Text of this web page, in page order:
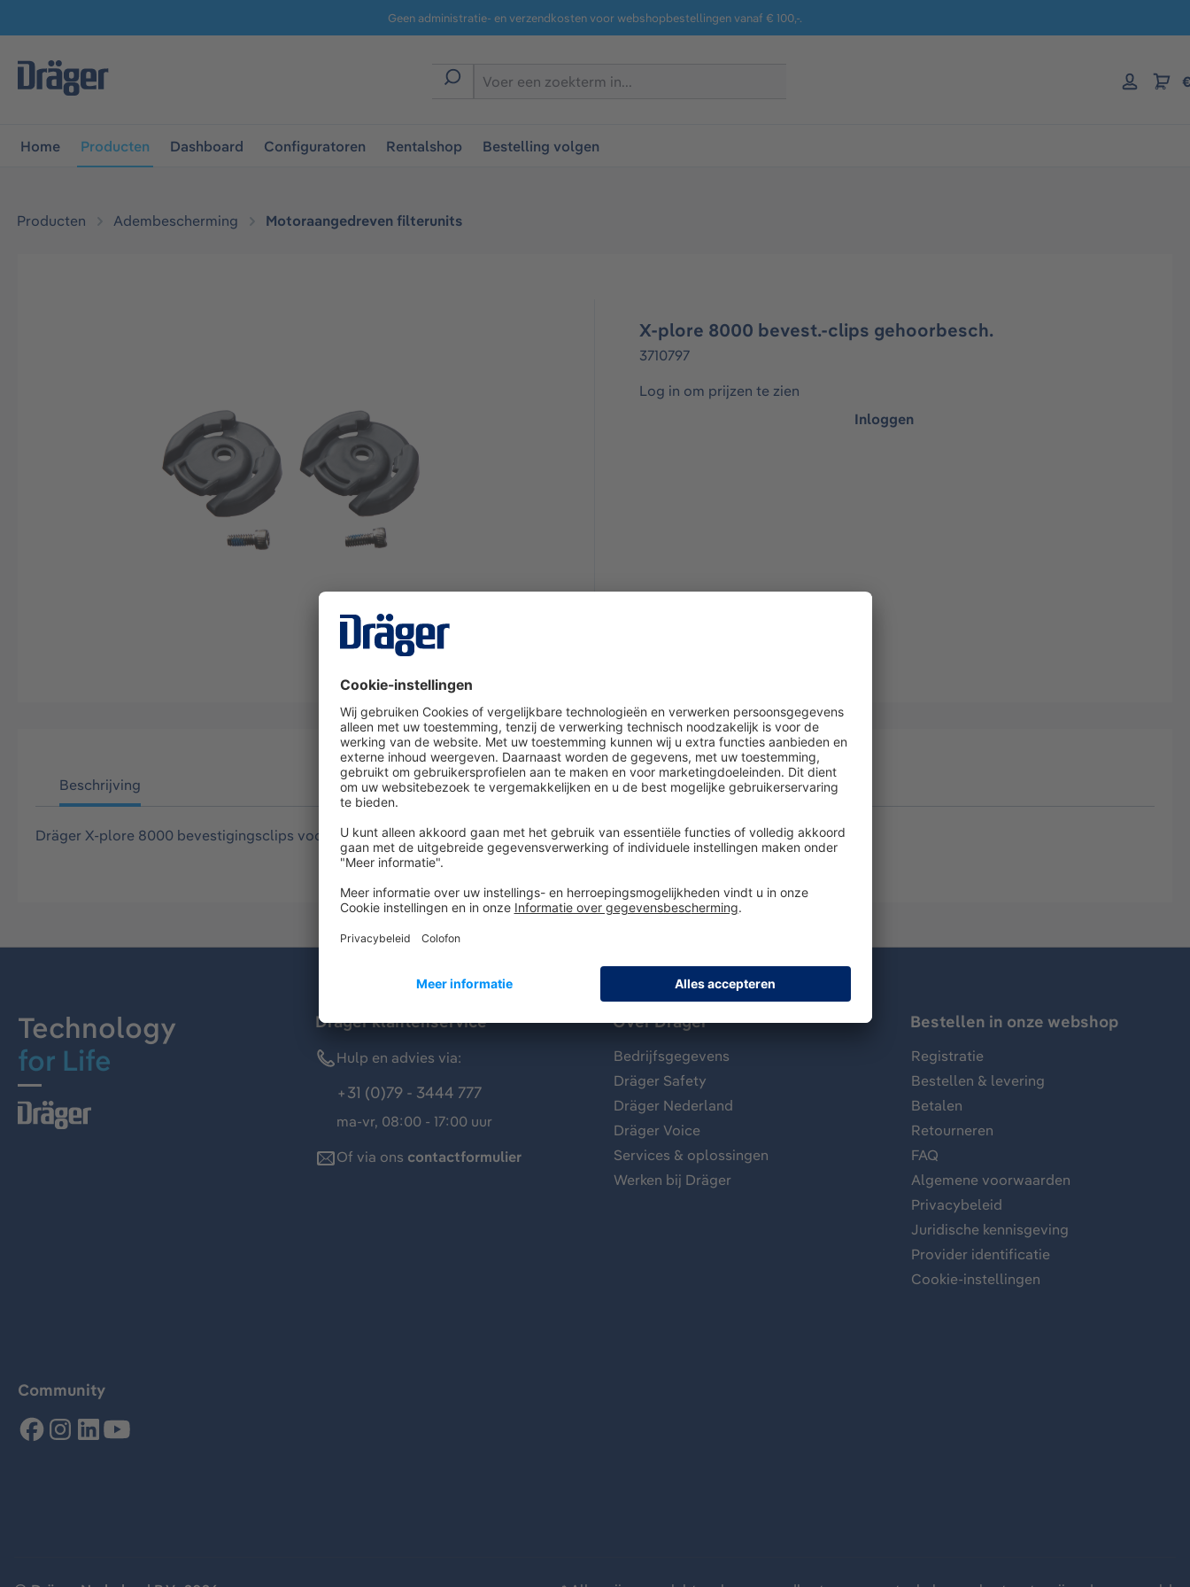
Ga naar navigatie B2B-platformGeen administratie- en verzendkosten voor webshopbestellingen vanaf € 100,-.
Home Producten Dashboard Configuratoren Rentalshop Bestelling volgen
Producten Adembescherming Motoraangedreven filterunits​
X-plore 8000 bevest.-clips gehoorbesch.
3710797
Log in om prijzen te zien
Inloggen
Beschrijving
Dräger X-plore 8000 bevestigingsclips voor bevestiging van de gehoorbescherming in de helm of de stootkap (paar)
Technology
for Life
Dräger klantenservice
Hulp en advies via:
+31 (0)79 - 3444 777
ma-vr, 08:00 - 17:00 uur
Of via ons contactformulier
Over Dräger
Bedrijfsgegevens
Dräger Safety
Dräger Nederland
Dräger Voice
Services & oplossingen
Werken bij Dräger
Bestellen in onze webshop
Registratie
Bestellen & levering
Betalen
Retourneren
FAQ
Algemene voorwaarden
Privacybeleid
Juridische kennisgeving
Provider identificatie
Cookie-instellingen
Community